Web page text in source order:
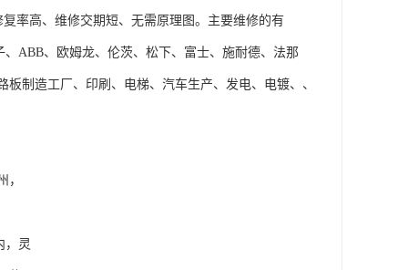
率高、维修交期短、无需原理图。主要维修的有
ABB、欧姆龙、伦茨、松下、富士、施耐德、法那
制造工厂、印刷、电梯、汽车生产、发电、电镀、、
，
，灵